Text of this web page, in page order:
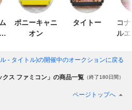
ポニーキャニ
オン
タイトー
コ
ル
- タイトル)の開催中のオークションに戻る
クス ファミコン」の商品一覧 （終了180日間）
ページトップへ